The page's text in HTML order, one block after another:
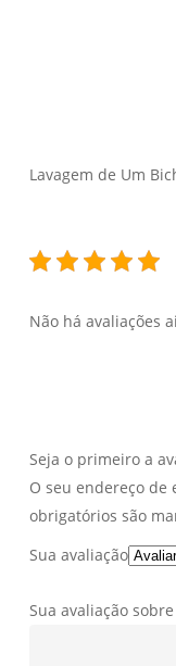
Lavagem de Um
Não há avaliações
Seja o primeiro a
O seu endereço de
obrigatórios são
Sua avaliação
Sua avaliação